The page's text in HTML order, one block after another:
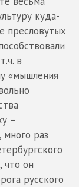
куда-
пресловутых
в
«мышления
–
много раз
что он
русского